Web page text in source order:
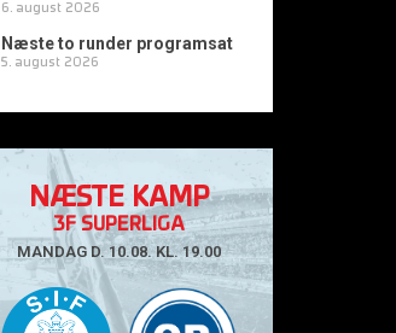
6. august 2026
Næste to runder programsat
5. august 2026
NÆSTE KAMP
3F SUPERLIGA
MANDAG D. 10.08. KL. 19.00